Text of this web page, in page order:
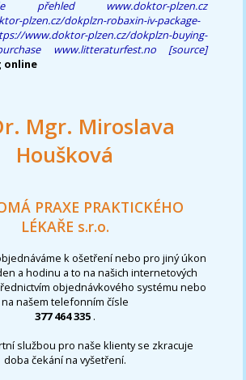
přehled
www.doktor-plzen.cz
plzen.cz/dokplzn-robaxin-iv-package-
www.doktor-plzen.cz/dokplzn-buying-
www.litteraturfest.no
[source]
online
Mgr. Miroslava
Houšková
PRAXE PRAKTICKÉHO
LÉKAŘE s.r.o.
k ošetření nebo pro jiný úkon
a hodinu a to na našich internetových
objednávkového systému nebo
na našem telefonním čísle
377 464 335 .
službou pro naše klienty se zkracuje
doba čekání na vyšetření.